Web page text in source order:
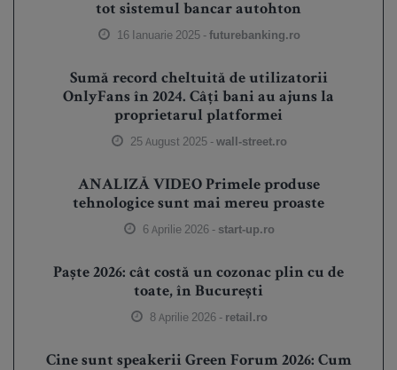
tot sistemul bancar autohton
16 Ianuarie 2025 -futurebanking.ro
Sumă record cheltuită de utilizatorii
OnlyFans în 2024. Câți bani au ajuns la
proprietarul platformei
25 August 2025 -wall-street.ro
ANALIZĂ VIDEO Primele produse
tehnologice sunt mai mereu proaste
6 Aprilie 2026 - start-up.ro
Paște 2026: cât costă un cozonac plin cu de
toate, în București
8 Aprilie 2026 - retail.ro
Cine sunt speakerii Green Forum 2026: Cum